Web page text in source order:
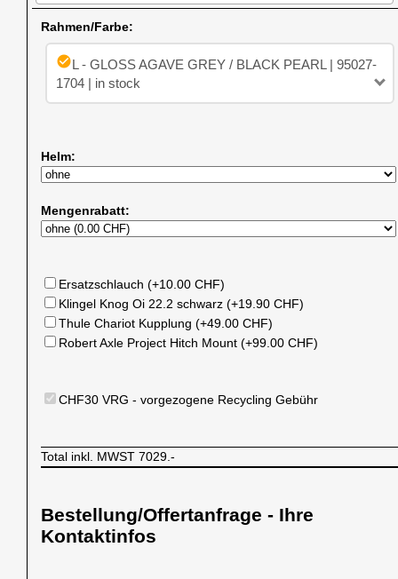
Rahmen/Farbe:
check_circleL - GLOSS AGAVE GREY / BLACK PEARL | 95027-
1704 | in stock
Helm:
Mengenrabatt:
Ersatzschlauch (+10.00 CHF)
Klingel Knog Oi 22.2 schwarz (+19.90 CHF)
Thule Chariot Kupplung (+49.00 CHF)
Robert Axle Project Hitch Mount (+99.00 CHF)
CHF30 VRG - vorgezogene Recycling Gebühr
Total inkl. MWST 7029.-
Bestellung/Offertanfrage - Ihre
Kontaktinfos